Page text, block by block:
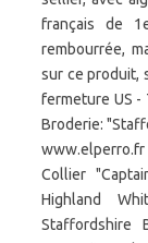
français de
rembourrée,
sur ce produit,
fermeture US -
Broderie:
Collier
Highland
Staffordshire